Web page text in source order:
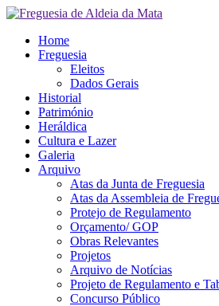
Home
Freguesia
Eleitos
Dados Gerais
Historial
Património
Heráldica
Cultura e Lazer
Galeria
Arquivo
Atas da Junta de Freguesia
Atas da Assembleia de
Protejo de Regulamento
Orçamento/ GOP
Obras Relevantes
Projetos
Arquivo de Notícias
Projeto de Regulamento e
Concurso Público